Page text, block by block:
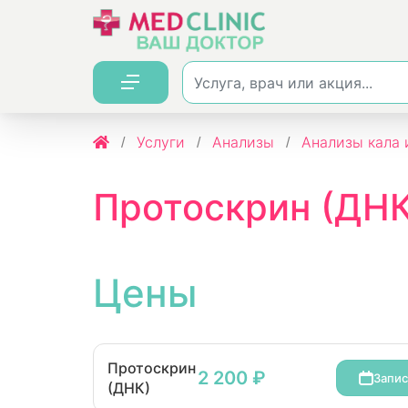
Услуги Анализы Анализы кала
Протоскрин
Цены
Протоскрин
(ДНК)
2 200 ₽